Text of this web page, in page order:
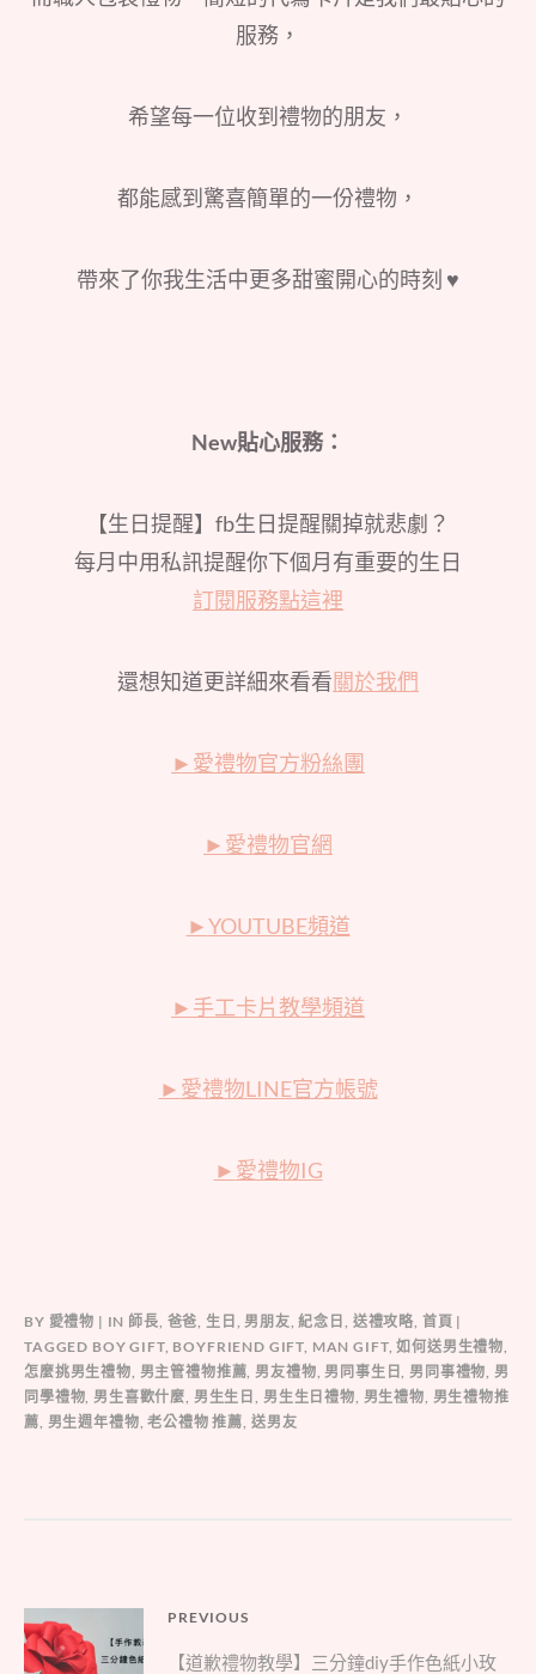
服務，
希望每一位收到禮物的朋友，
都能感到驚喜簡單的一份禮物，
帶來了你我生活中更多甜蜜開心的時刻 ♥
New貼心服務：
【生日提醒】fb生日提醒關掉就悲劇？
每月中用私訊提醒你下個月有重要的生日
訂閱服務點這裡
還想知道更詳細來看看關於我們
► 愛禮物官方粉絲團
► 愛禮物官網
►YOUTUBE頻道
► 手工卡片教學頻道
► 愛禮物LINE官方帳號
► 愛禮物IG
BY 愛禮物 IN 師長 爸爸 生日 男朋友 ,紀念日 送禮攻略 首頁
TAGGED BOY GIFT, BOYFRIEND GIFT MAN GIFT,如何送男生禮物
怎麼挑男生禮物 男主管禮物推薦 男友禮物 男同事生日 男同事禮物 男
同學禮物 男生喜歡什麼 男生生日 男生生日禮物 男生禮物 男生禮物推
薦 男生週年禮物 ,老公禮物 推薦 送男友
文
章
PREVIOUS
Previous
【道歉禮物教學】三分鐘diy手作色紙小玫